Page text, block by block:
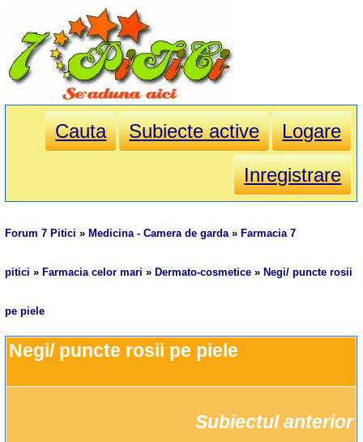
Cauta Subiecte active
Logare
Inregistrare
Forum 7 Pitici » Medicina - Camera de garda» Farmacia 7
pitici » Farmacia celor mari » Dermato-cosmetice » Negi/ puncte rosii
pe piele
Negi/ puncte rosii pe piele
Subiectul anterior